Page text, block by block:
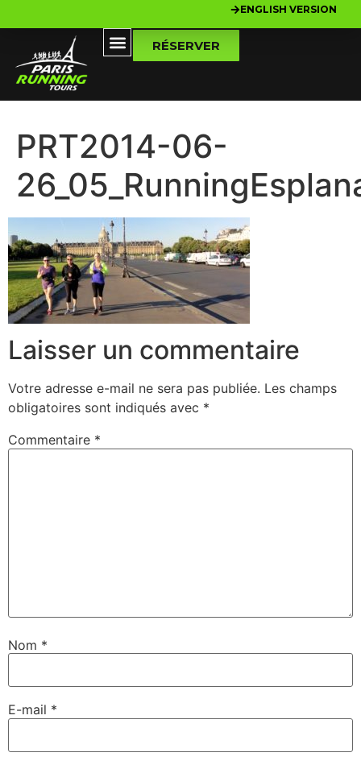
ENGLISH VERSION
RÉSERVER
PRT2014-06-
Laisser un commentaire
Votre adresse e-mail ne sera pas publiée. Les champs
obligatoires sont indiqués avec *
Commentaire *
Nom *
E-mail *